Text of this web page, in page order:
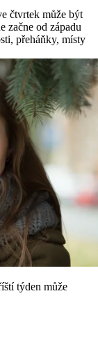
čtvrtek může být
začne od západu
přeháňky, místy
týden může